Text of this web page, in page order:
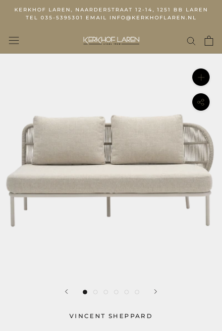
KERKHOF LAREN, NAARDERSTRAAT 12-14, 1251 BB LAREN
TEL 035-5395301 EMAIL INFO@KERKHOFLAREN.NL
VINCENT SHEPPARD